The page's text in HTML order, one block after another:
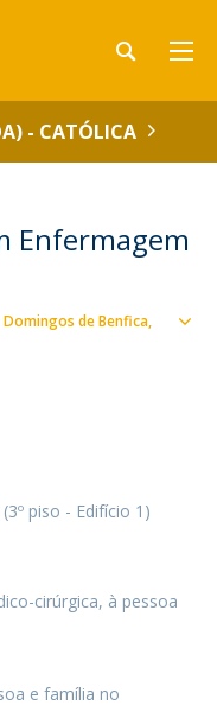
- CATÓLICA
Enfermagem
Domingos de Benfica,
piso - Edifício 1)
cirúrgica, à pessoa
e família no